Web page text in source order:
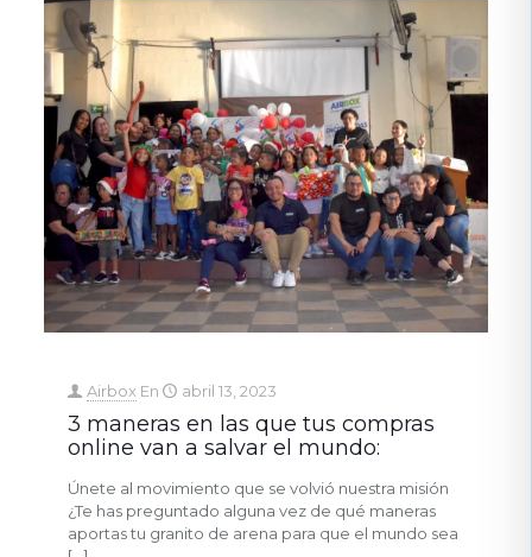
Airbox En abril 13, 2023
3 maneras en las que tus compras
online van a salvar el mundo:
Únete al movimiento que se volvió nuestra misión
¿Te has preguntado alguna vez de qué maneras
aportas tu granito de arena para que el mundo sea